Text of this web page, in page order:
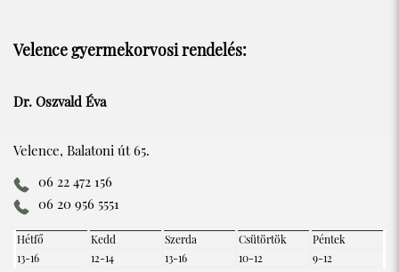
Velence gyermekorvosi rendelés:
Dr. Oszvald Éva
Velence, Balatoni út 65.
06 22 472 156
06 20 956 5551
Hétfő Kedd Szerda Csütörtök
Péntek
13-16
12-14 13-16 10-12 9-12